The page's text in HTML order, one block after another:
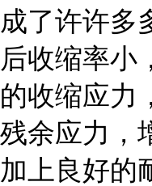
成了许许多
后收缩率小
的收缩应力
残余应力，
加上良好的